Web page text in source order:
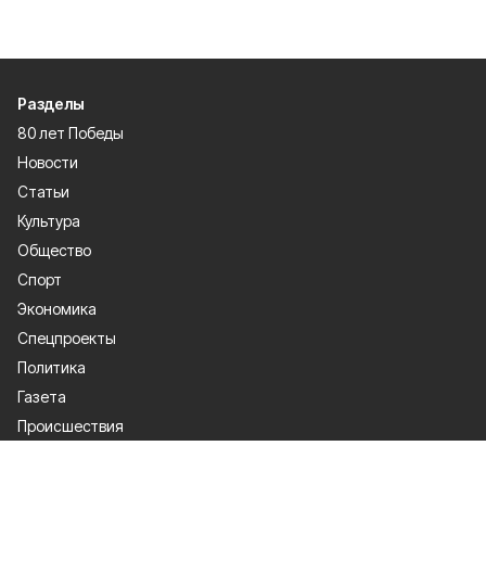
Разделы
80 лет Победы
Новости
Статьи
Культура
Общество
Спорт
Экономика
Спецпроекты
Политика
Газета
Происшествия